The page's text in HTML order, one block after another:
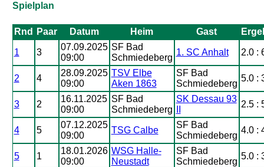
Spielplan
Rnd Paar Datum Heim Gast
1 3
07.09.2025
09:00
SF Bad
Schmiedeberg
1. SC Anhalt 2.0 :
2 4
28.09.2025
09:00
TSV Elbe
Aken 1863
SF Bad
Schmiedeberg
5.0 :
3 2
16.11.2025
09:00
SF Bad
Schmiedeberg
SK Dessau 93
2.5 :
4 5
07.12.2025
09:00
TSG Calbe
SF Bad
Schmiedeberg
4.0 :
5 1
18.01.2026
09:00
WSG Halle-
Neustadt
SF Bad
Schmiedeberg
5.0 :